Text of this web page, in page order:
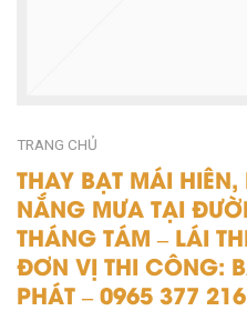
TRANG CHỦ
THAY BẠT MÁI
NẮNG MƯA TẠI
THÁNG TÁM – LÁI
ĐƠN VỊ THI CÔNG:
PHÁT – 0965 377